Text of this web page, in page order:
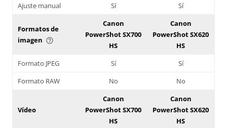
Ajuste manual Sí Sí
Formatos de
imagen help_outline
Canon
PowerShot SX700
HS
Canon
PowerShot SX620
HS
Formato JPEG
Sí
Sí
Formato RAW
No No
Vídeo
Canon
PowerShot SX700
HS
Canon
PowerShot SX620
HS